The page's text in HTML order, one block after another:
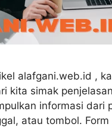
alafgani.web.id ,
kita simak
informasi dari
atau tombol.